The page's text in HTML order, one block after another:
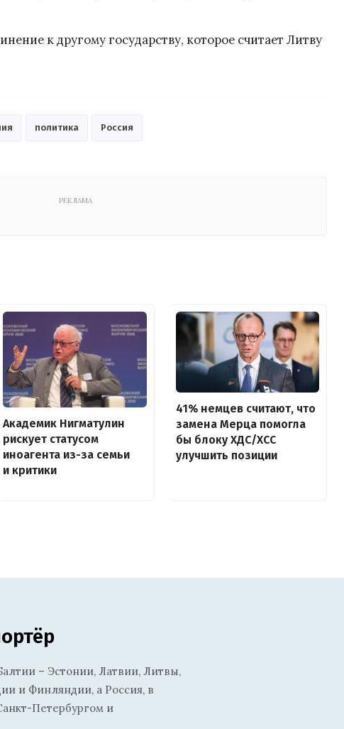
к другому государству, которое считает Литву
политика Россия
РЕКЛАМА
Академик Нигматулин
рискует статусом
иноагента из-за семьи
и критики
41% немцев считают, что
замена Мерца помогла
бы блоку ХДС/ХСС
улучшить позиции
– Эстонии, Латвии, Литвы,
и Финляндии, а Россия, в
Петербургом и